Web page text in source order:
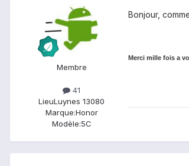
Membre
41
LieuLuynes 13080
Marque:Honor
Modèle:5C
Bonjour,
Merci mille fois a